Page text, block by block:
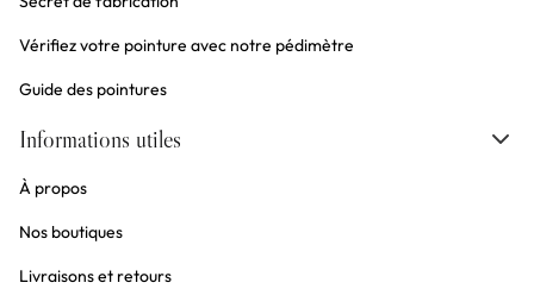
Vérifiez votre pointure avec notre pédimètre
Guide des pointures
Informations utiles
À propos
Nos boutiques
Livraisons et retours